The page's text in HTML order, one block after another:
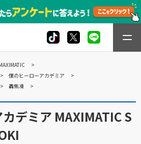
僕のヒーローアカデミア
轟焦凍
デミア MAXIMATIC S